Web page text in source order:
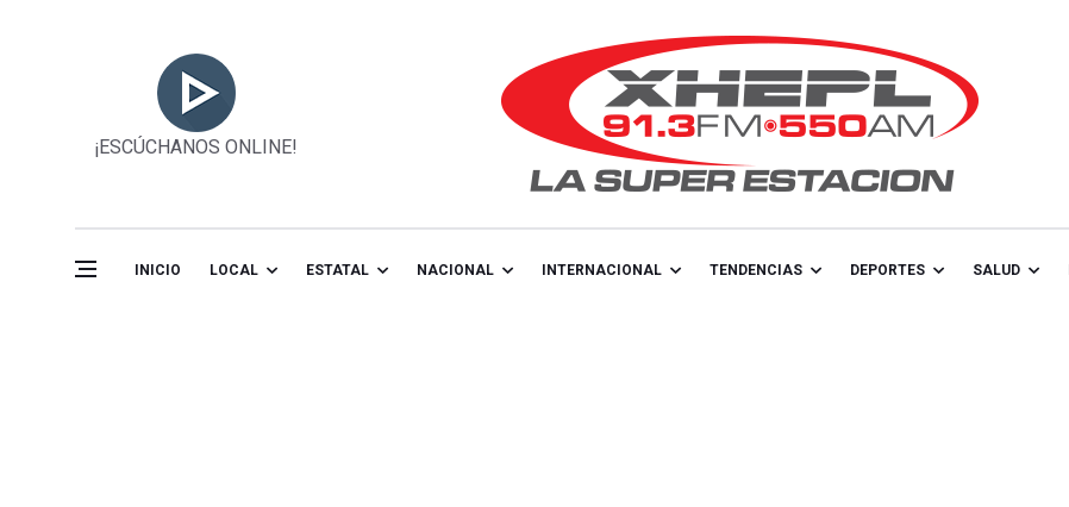
¡ESCÚCHANOS ONLINE!
INICIO LOCAL ESTATAL NACIONAL INTERNACIONAL TENDENCIAS DEPORTES SALUD